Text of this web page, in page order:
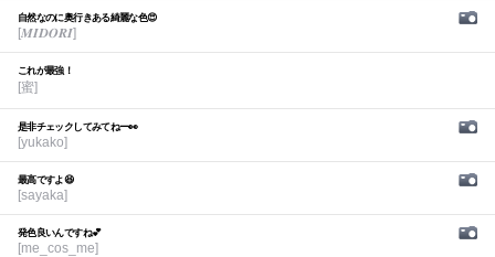
自然なのに奥行きある綺麗な色😍
[𝑴𝑰𝑫𝑶𝑹𝑰]
これが最強！
[蜜]
是非チェックしてみてねー👀
[yukako]
最高ですよ😆
[sayaka]
発色良いんですね💕︎
[me_cos_me]